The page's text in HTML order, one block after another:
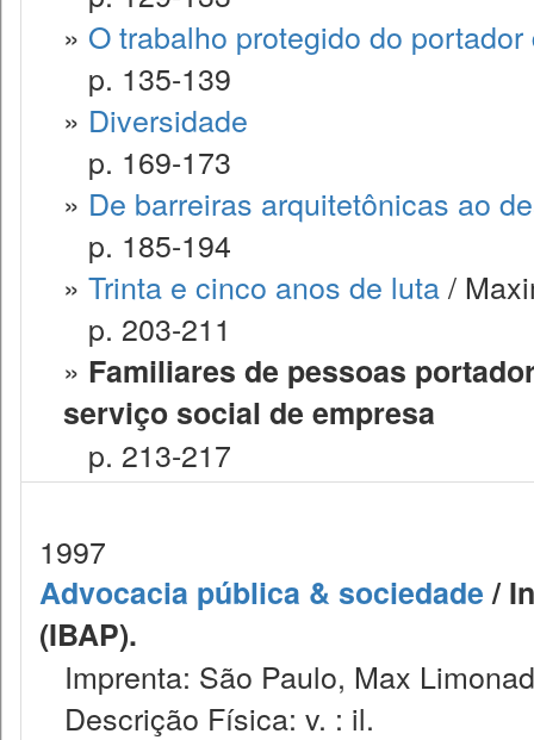
» O trabalho protegido do
p. 135-139
» Diversidade
p. 169-173
» De barreiras arquitetônicas ao
p. 185-194
» Trinta e cinco anos de luta/
p. 203-211
» Familiares de pessoas
serviço social de empresa
p. 213-217
1997
Advocacia pública & sociedade/
(IBAP).
Imprenta: São Paulo, Max
Descrição Física: v. : il.